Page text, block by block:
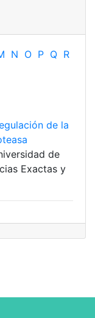
N O P Q R
de la
de
Exactas y